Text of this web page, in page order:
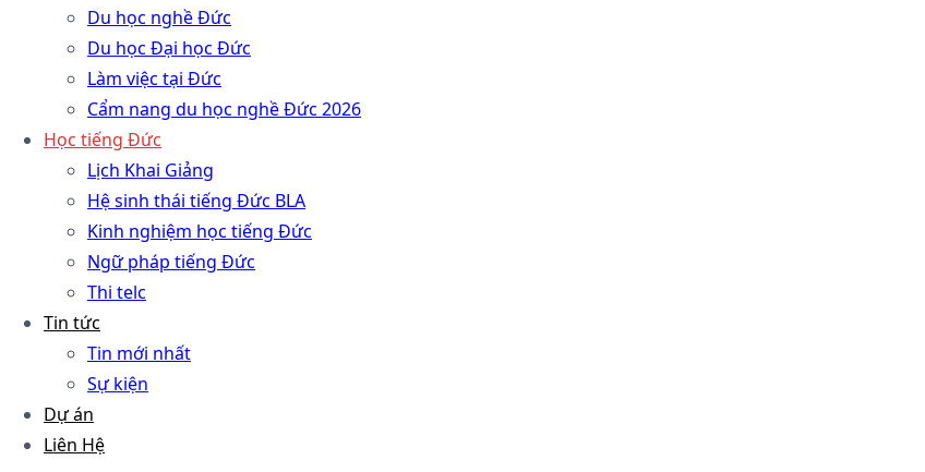
Du học nghề Đức
Du học Đại học Đức
Làm việc tại Đức
Cẩm nang du học nghề Đức 2026
Học tiếng Đức
Lịch Khai Giảng
Hệ sinh thái tiếng Đức BLA
Kinh nghiệm học tiếng Đức
Ngữ pháp tiếng Đức
Thi telc
Tin tức
Tin mới nhất
Sự kiện
Dự án
Liên Hệ